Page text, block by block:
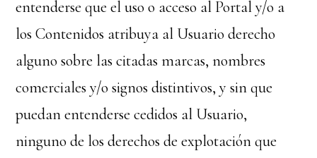
entenderse que el uso o acceso al Portal y/o a
los Contenidos atribuya al Usuario derecho
alguno sobre las citadas marcas, nombres
comerciales y/o signos distintivos, y sin que
puedan entenderse cedidos al Usuario,
ninguno de los derechos de explotación que